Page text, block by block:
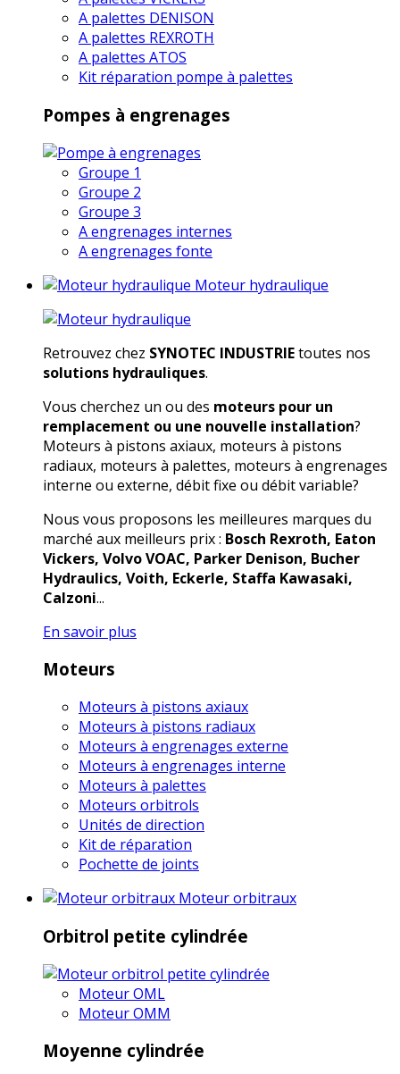
A palettes DENISON
A palettes REXROTH
A palettes ATOS
Kit réparation pompe à palettes
Pompes à engrenages
Groupe 1
Groupe 2
Groupe 3
A engrenages internes
A engrenages fonte
Moteur hydraulique
Retrouvez chez SYNOTEC INDUSTRIEtoutes nos
solutions hydrauliques.
Vous cherchez un ou des moteurs pour un
remplacement ou une nouvelle installation?
Moteurs à pistons axiaux, moteurs à pistons
radiaux, moteurs à palettes, moteurs à engrenages
interne ou externe, débit fixe ou débit variable?
Nous vous proposons les meilleures marques du
marché aux meilleurs prix : Bosch Rexroth, Eaton
Vickers, Volvo VOAC, Parker Denison, Bucher
Hydraulics, Voith, Eckerle, Staffa Kawasaki,
Calzoni...
En savoir plus
Moteurs
Moteurs à pistons axiaux
Moteurs à pistons radiaux
Moteurs à engrenages externe
Moteurs à engrenages interne
Moteurs à palettes
Moteurs orbitrols
Unités de direction
Kit de réparation
Pochette de joints
Moteur orbitraux
Orbitrol petite cylindrée
Moteur OML
Moteur OMM
Moyenne cylindrée